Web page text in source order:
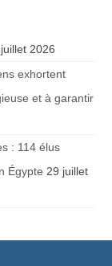
2026
exhortent
et à garantir
: 114 élus
Égypte 29 juillet